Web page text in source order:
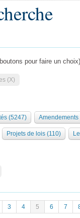
Bureau Collège des
... )
pour faire un choix)
(X)
(5247) Amendements
Projets de lois (110)
3 4 5 6 7